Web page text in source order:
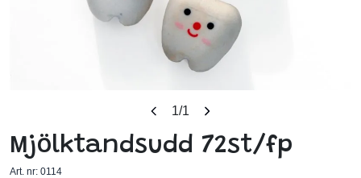
1/1
Mjölktandsudd 72st/fp
Art. nr: 0114